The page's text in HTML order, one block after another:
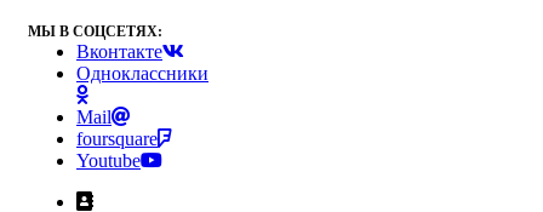
МЫ В СОЦСЕТЯХ:
Вконтакте
Одноклассники
Mail
foursquare
Youtube